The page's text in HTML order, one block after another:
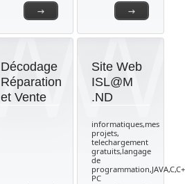
→ →
Décodage
Réparation
et Vente
Site Web
ISL@M
.ND
informatiques,mes
projets,
telechargement
gratuits,langage
de
PC